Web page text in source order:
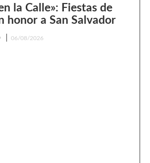
la Calle»: Fiestas de
honor a San Salvador
06/08/2026